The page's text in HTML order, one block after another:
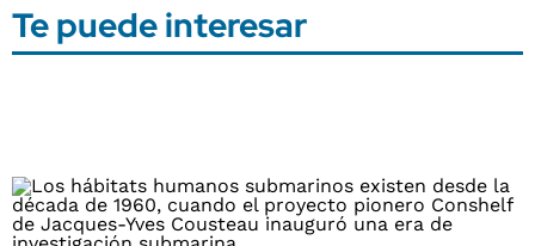
Te puede interesar